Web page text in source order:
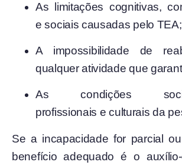
As limitações cognitivas,
e sociais causadas pelo TEA;
A impossibilidade de
qualquer atividade que
As condições
profissionais e culturais da
Se a incapacidade for parcial
benefício adequado é o